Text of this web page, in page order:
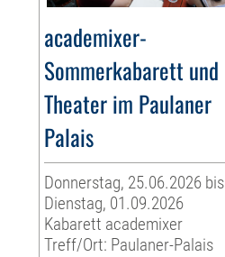
academixer-
Sommerkabarett und
Theater im Paulaner
Palais
Donnerstag, 25.06.2026 bis
Dienstag, 01.09.2026
Kabarett academixer
Treff/Ort: Paulaner-Palais